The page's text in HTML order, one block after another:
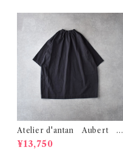
Atelier d'antan Aubert ｺｯ
ﾄﾝﾁｭﾆｯｸ (ﾀﾞｰｸｸﾞﾚｰ)
¥13,750